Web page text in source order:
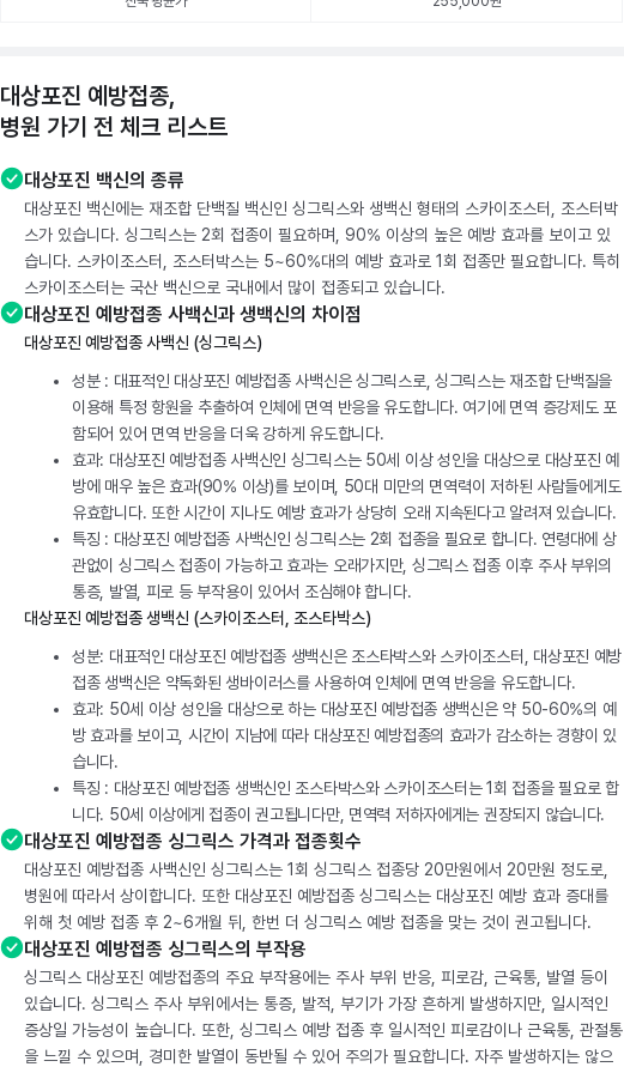
대상포진 예방접종,
병원 가기 전 체크 리스트
대상포진 백신의 종류
대상포진 백신에는 재조합 단백질 백신인 싱그릭스와 생백신 형태의 스카이조스터, 조스터박
스가 있습니다. 싱그릭스는 2회 접종이 필요하며, 90% 이상의 높은 예방 효과를 보이고 있
습니다. 스카이조스터, 조스터박스는 5~60%대의 예방 효과로 1회 접종만 필요합니다. 특히
스카이조스터는 국산 백신으로 국내에서 많이 접종되고 있습니다.
대상포진 예방접종 사백신과 생백신의 차이점
대상포진 예방접종 사백신 (싱그릭스)
성분 : 대표적인 대상포진 예방접종 사백신은 싱그릭스로, 싱그릭스는 재조합 단백질을
이용해 특정 항원을 추출하여 인체에 면역 반응을 유도합니다. 여기에 면역 증강제도 포
함되어 있어 면역 반응을 더욱 강하게 유도합니다.
효과: 대상포진 예방접종 사백신인 싱그릭스는 50세 이상 성인을 대상으로 대상포진 예
방에 매우 높은 효과(90% 이상)를 보이며, 50대 미만의 면역력이 저하된 사람들에게도
유효합니다. 또한 시간이 지나도 예방 효과가 상당히 오래 지속된다고 알려져 있습니다.
특징 : 대상포진 예방접종 사백신인 싱그릭스는 2회 접종을 필요로 합니다. 연령대에 상
관없이 싱그릭스 접종이 가능하고 효과는 오래가지만, 싱그릭스 접종 이후 주사 부위의
통증, 발열, 피로 등 부작용이 있어서 조심해야 합니다.
대상포진 예방접종 생백신 (스카이조스터, 조스타박스)
성분: 대표적인 대상포진 예방접종 생백신은 조스타박스와 스카이조스터, 대상포진 예방
접종 생백신은 약독화된 생바이러스를 사용하여 인체에 면역 반응을 유도합니다.
효과: 50세 이상 성인을 대상으로 하는 대상포진 예방접종 생백신은 약 50-60%의 예
방 효과를 보이고, 시간이 지남에 따라 대상포진 예방접종의 효과가 감소하는 경향이 있
습니다.
특징 : 대상포진 예방접종 생백신인 조스타박스와 스카이조스터는 1회 접종을 필요로 합
니다. 50세 이상에게 접종이 권고됩니다만, 면역력 저하자에게는 권장되지 않습니다.
대상포진 예방접종 싱그릭스 가격과 접종횟수
대상포진 예방접종 사백신인 싱그릭스는 1회 싱그릭스 접종당 20만원에서 20만원 정도로,
병원에 따라서 상이합니다. 또한 대상포진 예방접종 싱그릭스는 대상포진 예방 효과 증대를
위해 첫 예방 접종 후 2~6개월 뒤, 한번 더 싱그릭스 예방 접종을 맞는 것이 권고됩니다.
대상포진 예방접종 싱그릭스의 부작용
싱그릭스 대상포진 예방접종의 주요 부작용에는 주사 부위 반응, 피로감, 근육통, 발열 등이
있습니다. 싱그릭스 주사 부위에서는 통증, 발적, 부기가 가장 흔하게 발생하지만, 일시적인
증상일 가능성이 높습니다. 또한, 싱그릭스 예방 접종 후 일시적인 피로감이나 근육통, 관절통
을 느낄 수 있으며, 경미한 발열이 동반될 수 있어 주의가 필요합니다. 자주 발생하지는 않으